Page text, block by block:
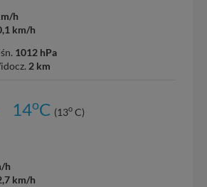
h
km/h
1012 hPa
2 km
14oC (13o C)
h
km/h